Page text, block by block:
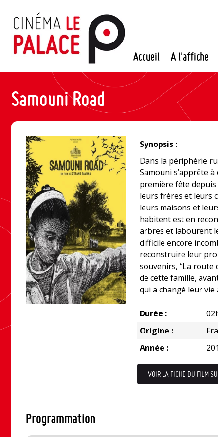
contenu
Accueil A l’affiche
Samouni Road
Synopsis :
Dans la périphérie
Samouni s’apprête à
première fête depuis
leurs frères et leurs
leurs maisons et
habitent est en
arbres et labourent
difficile encore
reconstruire leur
souvenirs, “La route
de cette famille,
qui a changé leur vie
Durée :
Origine :
Année :
VOIR LA FICHE DU FILM
Programmation